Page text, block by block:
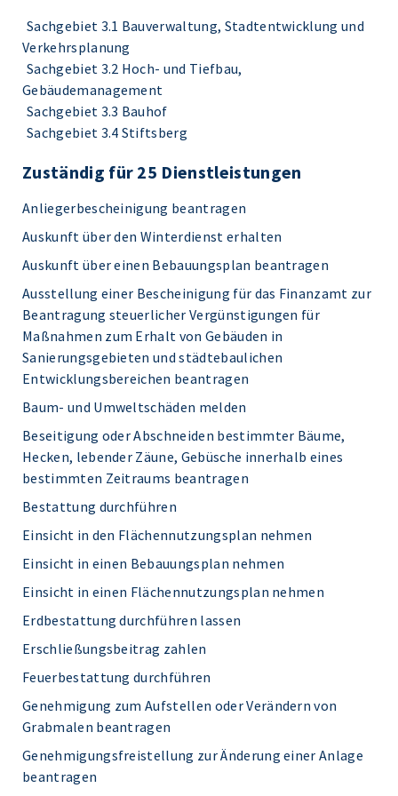
Sachgebiet 3.1 Bauverwaltung, Stadtentwicklung und
Verkehrsplanung
Sachgebiet 3.2 Hoch- und Tiefbau,
Gebäudemanagement
Sachgebiet 3.3 Bauhof
Sachgebiet 3.4 Stiftsberg
Zuständig für 25 Dienstleistungen
Anliegerbescheinigung beantragen
Auskunft über den Winterdienst erhalten
Auskunft über einen Bebauungsplan beantragen
Ausstellung einer Bescheinigung für das Finanzamt zur
Beantragung steuerlicher Vergünstigungen für
Maßnahmen zum Erhalt von Gebäuden in
Sanierungsgebieten und städtebaulichen
Entwicklungsbereichen beantragen
Baum- und Umweltschäden melden
Beseitigung oder Abschneiden bestimmter Bäume,
Hecken, lebender Zäune, Gebüsche innerhalb eines
bestimmten Zeitraums beantragen
Bestattung durchführen
Einsicht in den Flächennutzungsplan nehmen
Einsicht in einen Bebauungsplan nehmen
Einsicht in einen Flächennutzungsplan nehmen
Erdbestattung durchführen lassen
Erschließungsbeitrag zahlen
Feuerbestattung durchführen
Genehmigung zum Aufstellen oder Verändern von
Grabmalen beantragen
Genehmigungsfreistellung zur Änderung einer Anlage
beantragen